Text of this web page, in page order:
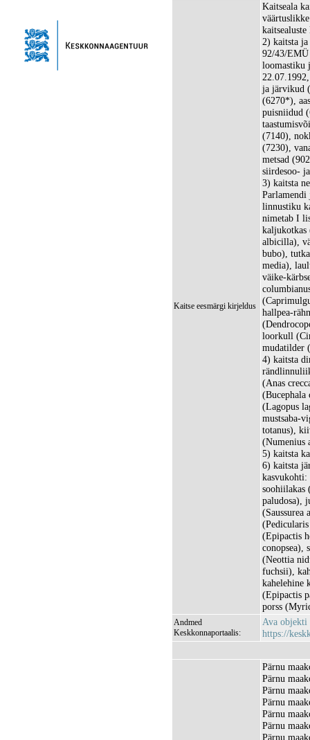
Kaitse eesmärgi kirjeldus
Kaitseala
2) kaitsta
92/43/
loomastiku
ja järvikud
(6270*),
puisniidud
(7140),
(7230),
metsad
siirdesoo-
3) kaitsta
linnustiku
nimetab I
kaljukotkas
albicilla),
bubo),
media),
väike-
hallpea-
loorkull
mudatilder
4) kaitsta
(Anas
(Lagopus
mustsaba-
totanus),
(Numenius
5) kaitsta
6) kaitsta
soohiilakas
paludosa),
(Saussurea
(Epipactis
conopsea),
(Neottia
fuchsii),
kahelehine
(Epipactis
porss
Andmed
Keskkonnaportaalis:
Ava objekti
https://
Pärnu
Pärnu
Pärnu
Pärnu
Pärnu
Pärnu
Pärnu